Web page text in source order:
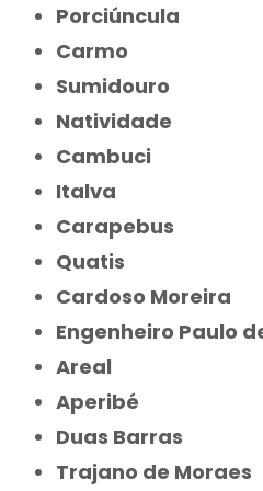
Porciúncula
Carmo
Sumidouro
Natividade
Cambuci
Italva
Carapebus
Quatis
Cardoso Moreira
Engenheiro Paulo
Areal
Aperibé
Duas Barras
Trajano de Moraes